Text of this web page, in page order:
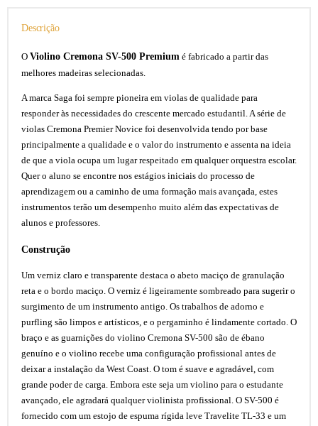
Descrição
O Violino Cremona SV-500 Premium é fabricado a partir das
melhores madeiras selecionadas.
A marca Saga foi sempre pioneira em violas de qualidade para
responder às necessidades do crescente mercado estudantil. A série de
violas Cremona Premier Novice foi desenvolvida tendo por base
principalmente a qualidade e o valor do instrumento e assenta na ideia
de que a viola ocupa um lugar respeitado em qualquer orquestra escolar.
Quer o aluno se encontre nos estágios iniciais do processo de
aprendizagem ou a caminho de uma formação mais avançada, estes
instrumentos terão um desempenho muito além das expectativas de
alunos e professores.
Construção
Um verniz claro e transparente destaca o abeto maciço de granulação
reta e o bordo maciço. O verniz é ligeiramente sombreado para sugerir o
surgimento de um instrumento antigo. Os trabalhos de adorno e
purfling são limpos e artísticos, e o pergaminho é lindamente cortado. O
braço e as guarnições do violino Cremona SV-500 são de ébano
genuíno e o violino recebe uma configuração profissional antes de
deixar a instalação da West Coast. O tom é suave e agradável, com
grande poder de carga. Embora este seja um violino para o estudante
avançado, ele agradará qualquer violinista profissional. O SV-500 é
fornecido com um estojo de espuma rígida leve Travelite TL-33 e um